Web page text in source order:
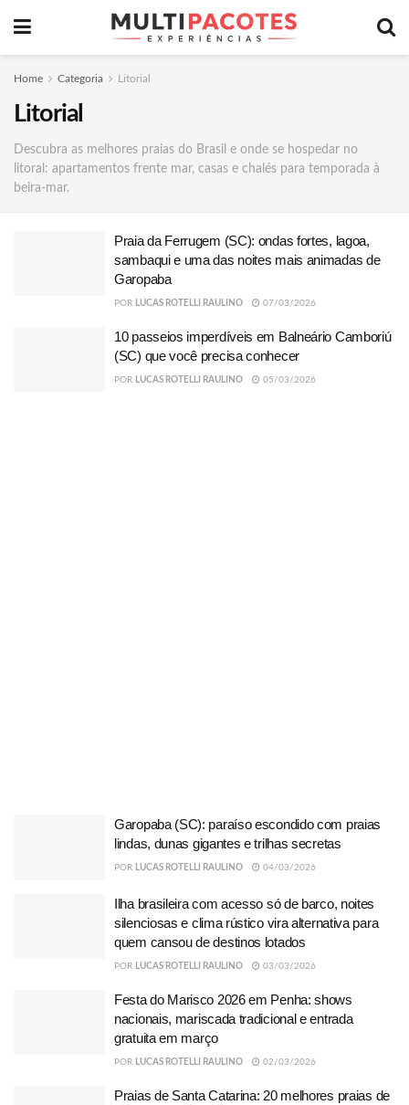
Home Categoria Litorial
Litorial
Descubra as melhores praias do Brasil e onde se hospedar no
litoral: apartamentos frente mar, casas e chalés para temporada à
beira-mar.
Praia da Ferrugem (SC): ondas fortes, lagoa,
sambaqui e uma das noites mais animadas de
Garopaba
POR LUCAS ROTELLI RAULINO 07/03/2026
10 passeios imperdíveis em Balneário Camboriú
(SC) que você precisa conhecer
POR LUCAS ROTELLI RAULINO 05/03/2026
Garopaba (SC): paraíso escondido com praias
lindas, dunas gigantes e trilhas secretas
POR LUCAS ROTELLI RAULINO 04/03/2026
Ilha brasileira com acesso só de barco, noites
silenciosas e clima rústico vira alternativa para
quem cansou de destinos lotados
POR LUCAS ROTELLI RAULINO 03/03/2026
Festa do Marisco 2026 em Penha: shows
nacionais, mariscada tradicional e entrada
gratuita em março
POR LUCAS ROTELLI RAULINO 02/03/2026
Praias de Santa Catarina: 20 melhores praias de